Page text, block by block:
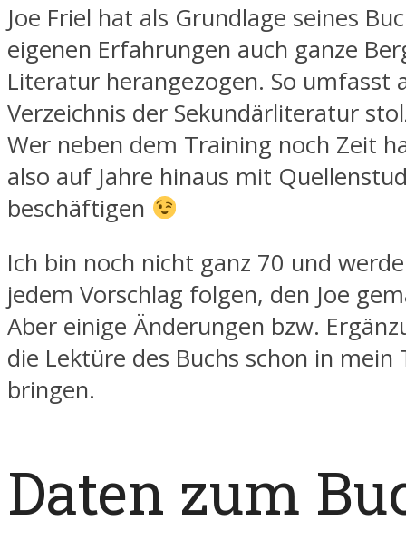
Joe Friel hat als Grundlage seines
eigenen Erfahrungen auch ganze
Literatur herangezogen. So umfasst
Verzeichnis der Sekundärliteratur
Wer neben dem Training noch Zeit
also auf Jahre hinaus mit
beschäftigen
Ich bin noch nicht ganz 70 und
jedem Vorschlag folgen, den Joe
Aber einige Änderungen bzw.
die Lektüre des Buchs schon in mein
bringen.
Daten zum